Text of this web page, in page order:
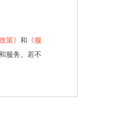
策》 和 《服
服务。若不